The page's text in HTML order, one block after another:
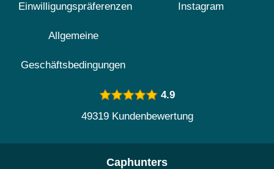
Einwilligungspräferenzen
Allgemeine
Geschäftsbedingungen
Instagram
4.9
49319 Kundenbewertung
Caphunters